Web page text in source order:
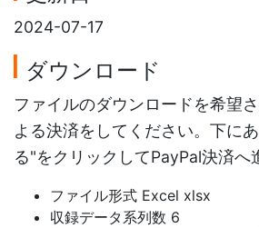
2024-07-17
ダウンロード
ファイルのダウンロードを希望
よる決済をしてください。下に
る"をクリックしてPayPal決済へ
ファイル形式 Excel xlsx
収録データ系列数 6